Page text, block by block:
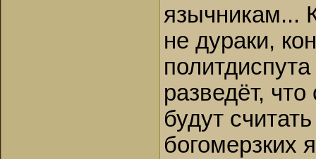
язычникам...
не дураки,
разведёт,
будут
богомерзких